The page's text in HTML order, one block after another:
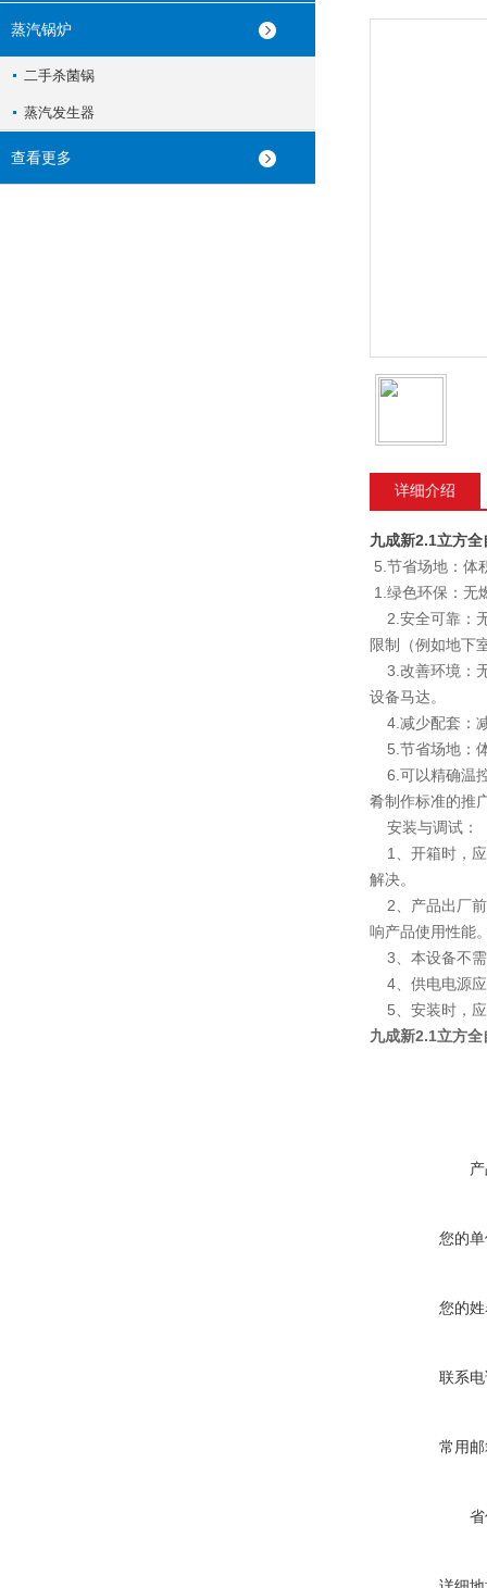
蒸汽锅炉
二手杀菌锅
蒸汽发生器
查看更多
详细介绍
九成新2.1立方
5.节省场地：体
1.绿色环保：无
2.安全可靠：
限制（例如地下
3.改善环境：
设备马达。
4.减少配套：
5.节省场地：
6.可以精确温
肴制作标准的推
安装与调试：
1、开箱时，应
解决。
2、产品出厂前
响产品使用性能
3、本设备不需
4、供电电源应
5、安装时，应
九成新2.1立方
您的
您的
联系
常用